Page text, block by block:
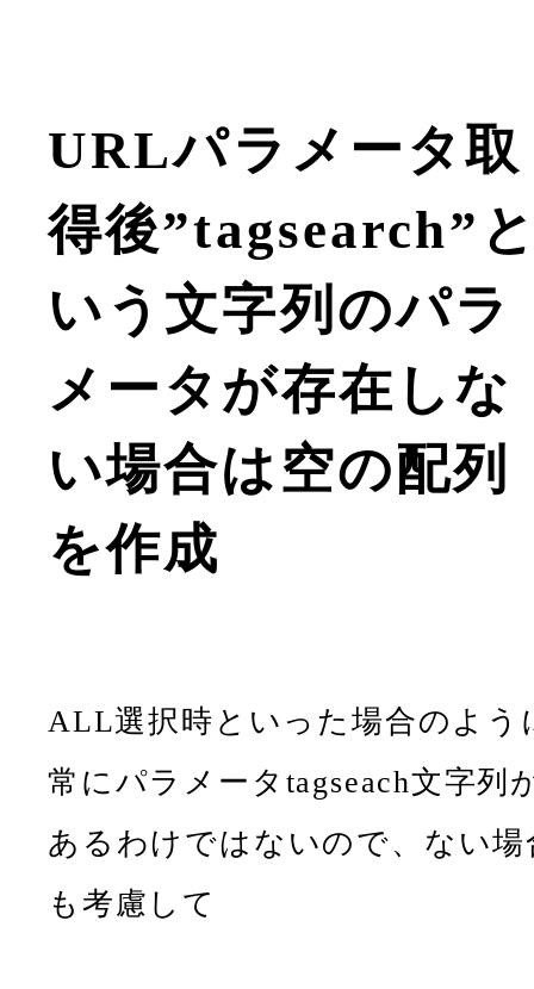
URLパラメータ取
得後”tagsearch”
いう文字列のパラ
メータが存在しな
い場合は空の配列
を作成
ALL選択時といった場合のよう
常にパラメータtagseach文字列
あるわけではないので、ない場
も考慮して